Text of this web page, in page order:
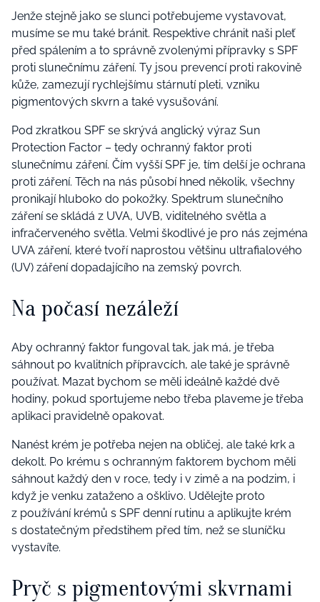
Jenže stejně jako se slunci potřebujeme vystavovat,
musíme se mu také bránit. Respektive chránit naši pleť
před spálením a to správně zvolenými přípravky s SPF
proti slunečnímu záření. Ty jsou prevencí proti rakovině
kůže, zamezují rychlejšímu stárnutí pleti, vzniku
pigmentových skvrn a také vysušování.
Pod zkratkou SPF se skrývá anglický výraz Sun
Protection Factor – tedy ochranný faktor proti
slunečnímu záření. Čím vyšší SPF je, tím delší je ochrana
proti záření. Těch na nás působí hned několik, všechny
pronikají hluboko do pokožky. Spektrum slunečního
záření se skládá z UVA, UVB, viditelného světla a
infračerveného světla. Velmi škodlivé je pro nás zejména
UVA záření, které tvoří naprostou většinu ultrafialového
(UV) záření dopadajícího na zemský povrch.
Na počasí nezáleží
Aby ochranný faktor fungoval tak, jak má, je třeba
sáhnout po kvalitních přípravcích, ale také je správně
používat. Mazat bychom se měli ideálně každé dvě
hodiny, pokud sportujeme nebo třeba plaveme je třeba
aplikaci pravidelně opakovat.
Nanést krém je potřeba nejen na obličej, ale také krk a
dekolt. Po krému s ochranným faktorem bychom měli
sáhnout každý den v roce, tedy i v zimě a na podzim, i
když je venku zataženo a ošklivo. Udělejte proto
z používání krémů s SPF denní rutinu a aplikujte krém
s dostatečným předstihem před tím, než se sluníčku
vystavíte.
Pryč s pigmentovými skvrnami